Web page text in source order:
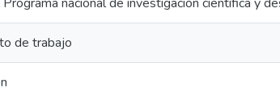
de trabajo